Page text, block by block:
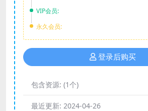
VIP会员:
永久会员:
登录后购买
包含资源: (1个)
最近更新: 2024-04-26